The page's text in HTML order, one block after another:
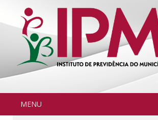
MENU